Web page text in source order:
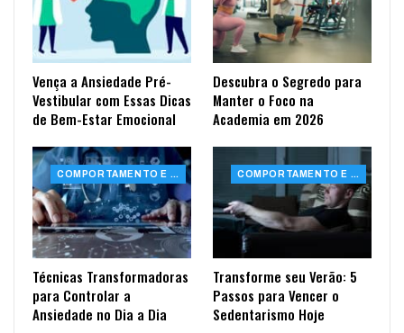
Vença a Ansiedade Pré-
Vestibular com Essas Dicas
de Bem-Estar Emocional
Descubra o Segredo para
Manter o Foco na
Academia em 2026
COMPORTAMENTO E SAÚDE
Técnicas Transformadoras
para Controlar a
Ansiedade no Dia a Dia
COMPORTAMENTO E SAÚDE
Transforme seu Verão: 5
Passos para Vencer o
Sedentarismo Hoje